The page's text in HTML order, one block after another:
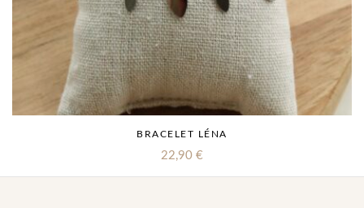
BRACELET LÉNA
22,90 €